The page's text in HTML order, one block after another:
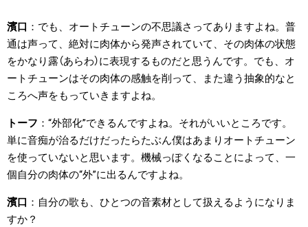
濱口
でも、オートチューンの不思議さってありますよね。普
通は声って、絶対に肉体から発声されていて、その肉体の状態
をかなり露（あらわ）に表現するものだと思うんです。でも、オ
ートチューンはその肉体の感触を削って、また違う抽象的なと
ころへ声をもっていきますよね。
トーフ
“外部化”できるんですよね。それがいいところです。
単に音痴が治るだけだったらたぶん僕はあまりオートチューン
を使っていないと思います。機械っぽくなることによって、一
個自分の肉体の“外”に出るんですよね。
濱口
自分の歌も、ひとつの音素材として扱えるようになりま
すか？